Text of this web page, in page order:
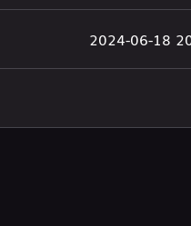
2024-06-18